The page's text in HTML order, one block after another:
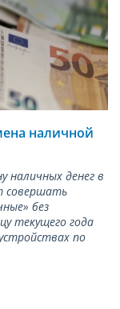
наличной
наличных денег в
совершать
без
текущего года
по